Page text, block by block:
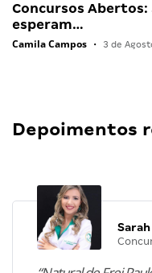
Concursos Abertos:
esperam…
Camila Campos • 3 de
Depoimentos
Sarah